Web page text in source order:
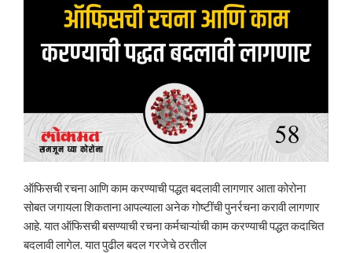
ऑफिसची रचना आणि काम करण्याची पद्धत बदलावी लागणार आता कोरोना
सोबत जगायला शिकताना आपल्याला अनेक गोष्टींची पुनर्रचना करावी लागणार
आहे. यात ऑफिसची बसण्याची रचना कर्मचाऱ्यांची काम करण्याची पद्धत कदाचित
बदलावी लागेल. यात पुढील बदल गरजेचे ठरतील